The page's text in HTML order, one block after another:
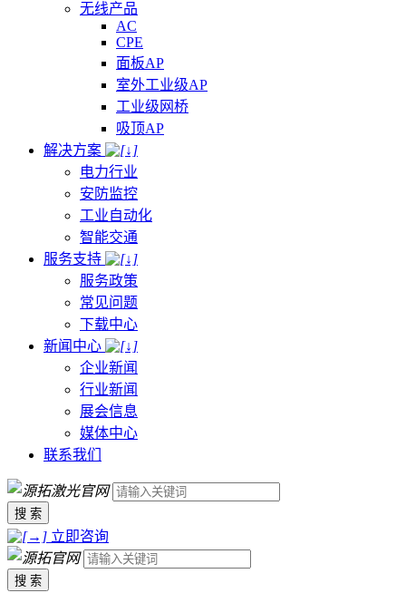
无线产品
AC
CPE
面板AP
室外工业级AP
工业级网桥
吸顶AP
解决方案
电力行业
安防监控
工业自动化
智能交通
服务支持
服务政策
常见问题
下载中心
新闻中心
企业新闻
行业新闻
展会信息
媒体中心
联系我们
搜 索
立即咨询
搜 索